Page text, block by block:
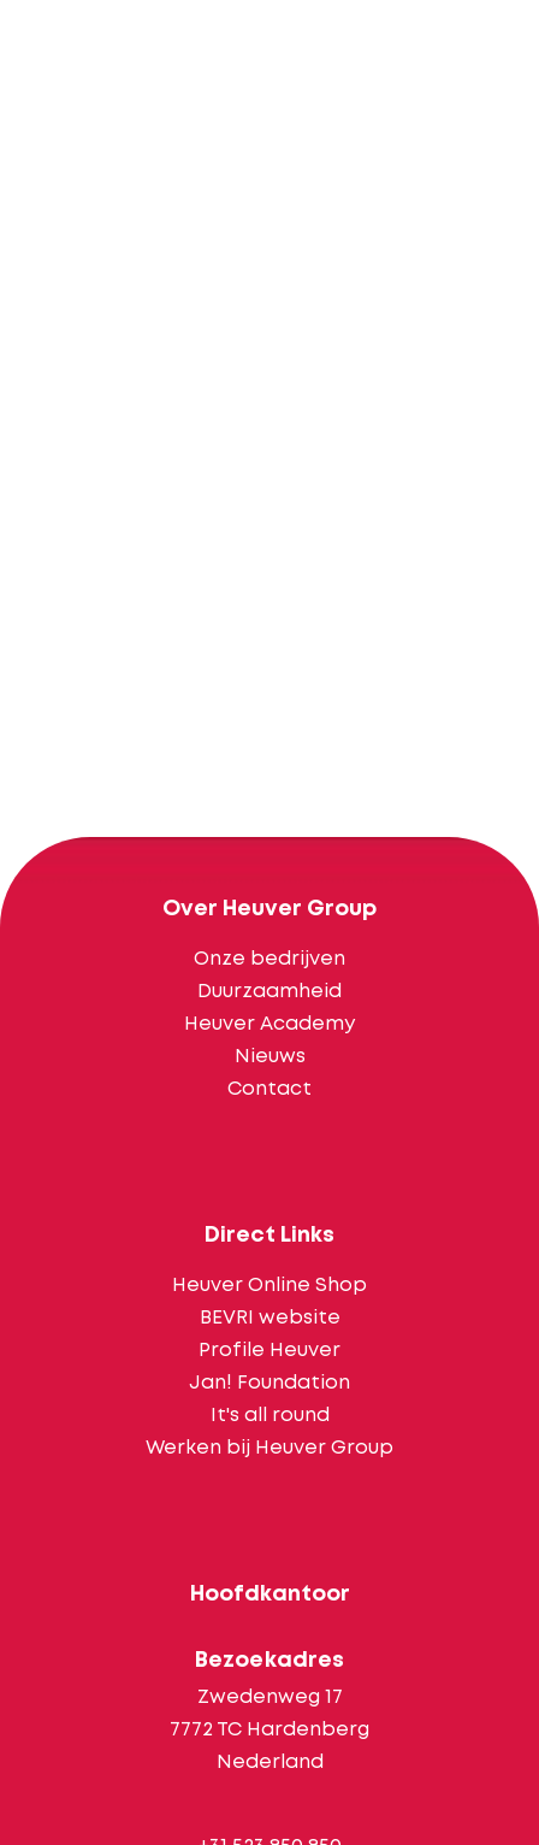
Over Heuver Group
Onze bedrijven
Duurzaamheid
Heuver Academy
Nieuws
Contact
Direct Links
Heuver Online Shop
BEVRI website
Profile Heuver
Jan! Foundation
It's all round
Werken bij Heuver Group
Hoofdkantoor
Bezoekadres
Zwedenweg 17
7772 TC Hardenberg
Nederland